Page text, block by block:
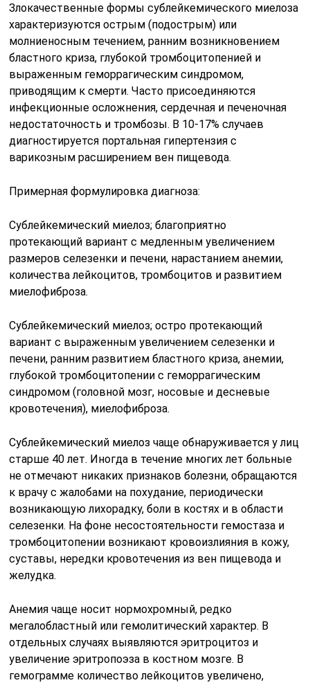
Злокачественные формы сублейкемического миелоза
характеризуются острым (подострым) или
молниеносным течением, ранним возникновением
бластного криза, глубокой тромбоцитопенией и
выраженным геморрагическим синдромом,
приводящим к смерти. Часто присоединяются
инфекционные осложнения, сердечная и печеночная
недостаточность и тромбозы. В 10-17% случаев
диагностируется портальная гипертензия с
варикозным расширением вен пищевода.
Примерная формулировка диагноза:
Сублейкемический миелоз; благоприятно
протекающий вариант с медленным увеличением
размеров селезенки и печени, нарастанием анемии,
количества лейкоцитов, тромбоцитов и развитием
миелофиброза.
Сублейкемический миелоз; остро протекающий
вариант с выраженным увеличением селезенки и
печени, ранним развитием бластного криза, анемии,
глубокой тромбоцитопении с геморрагическим
синдромом (головной мозг, носовые и десневые
кровотечения), миелофиброза.
Сублейкемический миелоз чаще обнаруживается у лиц
старше 40 лет. Иногда в течение многих лет больные
не отмечают никаких признаков болезни, обращаются
к врачу с жалобами на похудание, периодически
возникающую лихорадку, боли в костях и в области
селезенки. На фоне несостоятельности гемостаза и
тромбоцитопении возникают кровоизлияния в кожу,
суставы, нередки кровотечения из вен пищевода и
желудка.
Анемия чаще носит нормохромный, редко
мегалобластный или гемолитический характер. В
отдельных случаях выявляются эритроцитоз и
увеличение эритропоэза в костном мозге. В
гемограмме количество лейкоцитов увеличено,